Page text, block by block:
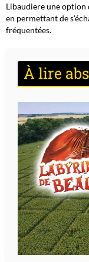
Libaudiere une
en permettant de
fréquentées.
À lire